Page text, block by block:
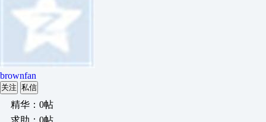
brownfan
关注 私信
精华：0帖
求助：0帖